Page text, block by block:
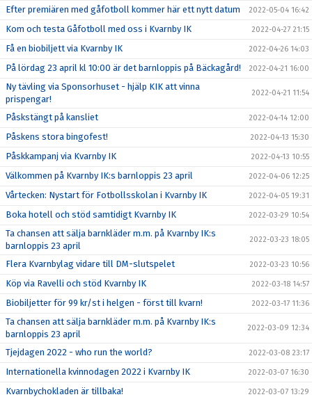
Efter premiären med gåfotboll kommer här ett nytt datum 2022-05-04 16:42
Kom och testa Gåfotboll med oss i Kvarnby IK 2022-04-27 21:15
Få en biobiljett via Kvarnby IK 2022-04-26 14:03
På lördag 23 april kl 10:00 är det barnloppis på Bäckagård! 2022-04-21 16:00
Ny tävling via Sponsorhuset - hjälp KIK att vinna
prispengar!
2022-04-21 11:54
Påskstängt på kansliet 2022-04-14 12:00
Påskens stora bingofest! 2022-04-13 15:30
Påskkampanj via Kvarnby IK 2022-04-13 10:55
Välkommen på Kvarnby IK:s barnloppis 23 april 2022-04-06 12:25
Vårtecken: Nystart för Fotbollsskolan i Kvarnby IK 2022-04-05 19:31
Boka hotell och stöd samtidigt Kvarnby IK 2022-03-29 10:54
Ta chansen att sälja barnkläder m.m. på Kvarnby IK:s
barnloppis 23 april
2022-03-23 18:05
Flera Kvarnbylag vidare till DM-slutspelet 2022-03-23 10:56
Köp via Ravelli och stöd Kvarnby IK 2022-03-18 14:57
Biobiljetter för 99 kr/st i helgen - först till kvarn! 2022-03-17 11:36
Ta chansen att sälja barnkläder m.m. på Kvarnby IK:s
barnloppis 23 april
2022-03-09 12:34
Tjejdagen 2022 - who run the world? 2022-03-08 23:17
Internationella kvinnodagen 2022 i Kvarnby IK 2022-03-07 16:30
Kvarnbychokladen är tillbaka! 2022-03-07 13:29